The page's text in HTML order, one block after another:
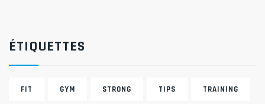
ÉTIQUETTES
FIT GYM STRONG TIPS TRAINING